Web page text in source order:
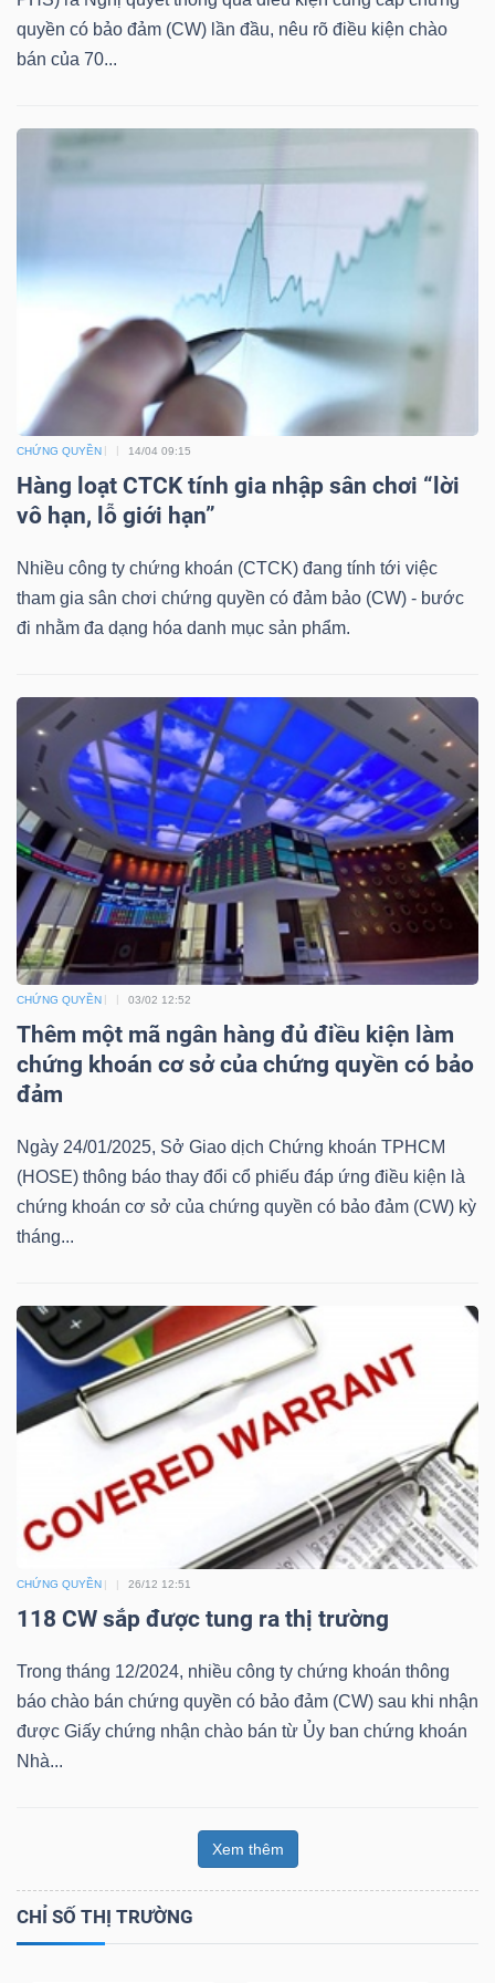
quyền có bảo đảm (CW) lần đầu, nêu rõ điều kiện chào
bán của 70...
CHỨNG QUYỀN 14/04 09:15
Hàng loạt CTCK tính gia nhập sân chơi “lời
vô hạn, lỗ giới hạn”
Nhiều công ty chứng khoán (CTCK) đang tính tới việc
tham gia sân chơi chứng quyền có đảm bảo (CW) - bước
đi nhằm đa dạng hóa danh mục sản phẩm.
CHỨNG QUYỀN 03/02 12:52
Thêm một mã ngân hàng đủ điều kiện làm
chứng khoán cơ sở của chứng quyền có bảo
đảm
Ngày 24/01/2025, Sở Giao dịch Chứng khoán TPHCM
(HOSE) thông báo thay đổi cổ phiếu đáp ứng điều kiện là
chứng khoán cơ sở của chứng quyền có bảo đảm (CW) kỳ
tháng...
CHỨNG QUYỀN 26/12 12:51
118 CW sắp được tung ra thị trường
Trong tháng 12/2024, nhiều công ty chứng khoán thông
báo chào bán chứng quyền có bảo đảm (CW) sau khi nhận
được Giấy chứng nhận chào bán từ Ủy ban chứng khoán
Nhà...
Xem thêm
CHỈ SỐ THỊ TRƯỜNG
CHÍNH
THÔNG
TIN
DỊCH
VỤ
TRUYỀN
THÔNG
TIỆN
BẤT
ĐỘNG
SẢN
Mã
chứng
khoán
Tất cả Cổ phiếu Chỉ số Chứng chỉ quỹ
Lãnh
đạo
Tất cả Người nội bộ Người liên quan
Tin
tức
Bài
của
tác
(-)
Báo